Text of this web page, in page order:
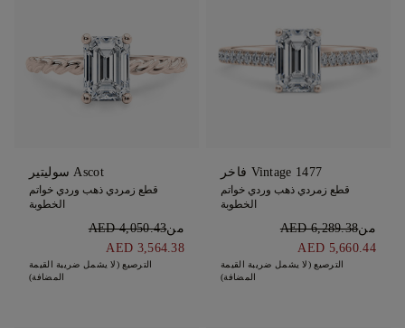
1477 Vintage فاخر
قطع زمردي ذهب وردي خواتم
الخطوبة
منAED 6,289.38
AED 5,660.44
الترصيع (لا يشمل ضريبة القيمة
المضافة)
Ascot سوليتير
قطع زمردي ذهب وردي خواتم
الخطوبة
منAED 4,050.43
AED 3,564.38
الترصيع (لا يشمل ضريبة القيمة
المضافة)